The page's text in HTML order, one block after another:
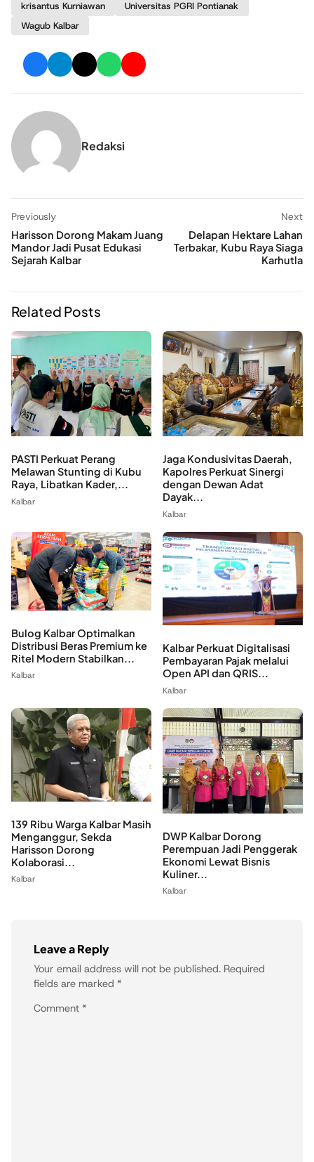
krisantus Kurniawan
Universitas PGRI Pontianak
Wagub Kalbar
Redaksi
Previously
Harisson Dorong Makam Juang
Mandor Jadi Pusat Edukasi
Sejarah Kalbar
Next
Delapan Hektare Lahan
Terbakar, Kubu Raya Siaga
Karhutla
Related Posts
PASTI Perkuat Perang
Melawan Stunting di Kubu
Raya, Libatkan Kader,...
Kalbar
Jaga Kondusivitas Daerah,
Kapolres Perkuat Sinergi
dengan Dewan Adat
Dayak...
Kalbar
Bulog Kalbar Optimalkan
Distribusi Beras Premium ke
Ritel Modern Stabilkan...
Kalbar
Kalbar Perkuat Digitalisasi
Pembayaran Pajak melalui
Open API dan QRIS...
Kalbar
139 Ribu Warga Kalbar Masih
Menganggur, Sekda
Harisson Dorong
Kolaborasi...
Kalbar
DWP Kalbar Dorong
Perempuan Jadi Penggerak
Ekonomi Lewat Bisnis
Kuliner...
Kalbar
Leave a Reply
Your email address will not be published. Required
fields are marked *
Comment *